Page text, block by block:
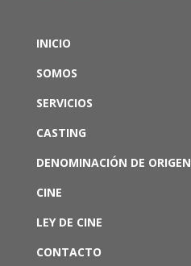
INICIO
SOMOS
SERVICIOS
CASTING
DENOMINACIÓN DE ORIGEN
CINE
LEY DE CINE
CONTACTO